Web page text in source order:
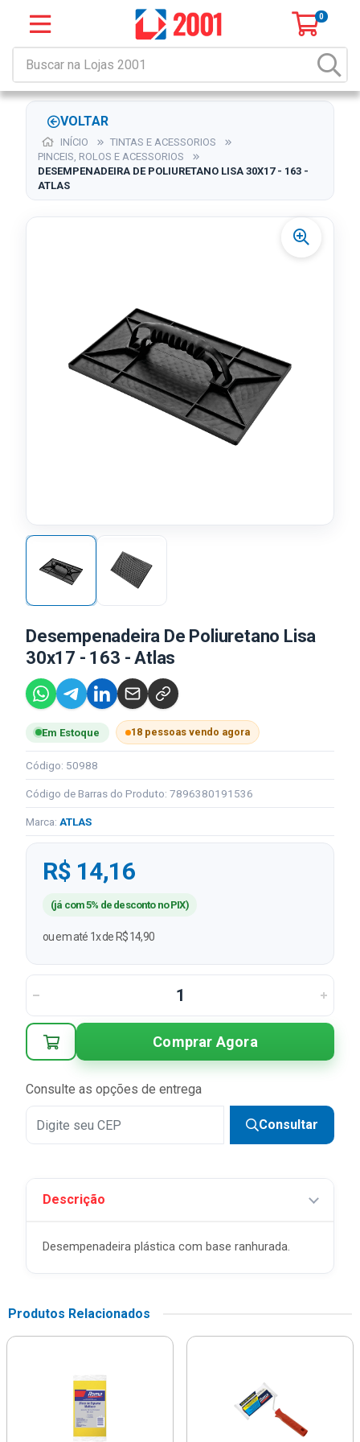
0
VOLTAR
INÍCIO
TINTAS E ACESSORIOS
PINCEIS, ROLOS E ACESSORIOS
DESEMPENADEIRA DE POLIURETANO LISA 30X17 - 163 -
ATLAS
Desempenadeira De Poliuretano Lisa
30x17 - 163 - Atlas
Em Estoque 18 pessoas vendo agora
Código: 50988
Código de Barras do Produto: 7896380191536
Marca: ATLAS
R$ 14,16
(já com 5% de desconto no PIX)
ou em até 1x de R$ 14,90
Comprar Agora
Consulte as opções de entrega
Consultar
Descrição
Desempenadeira plástica com base ranhurada.
Produtos Relacionados